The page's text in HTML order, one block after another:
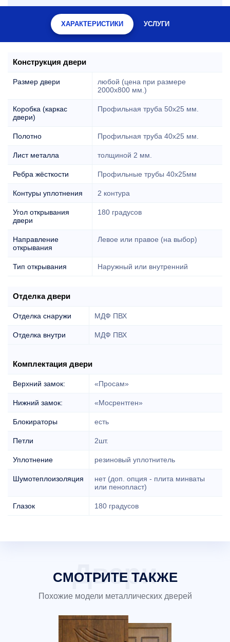
ХАРАКТЕРИСТИКИ УСЛУГИ
Конструкция двери
Размер двери
любой (цена при размере
2000x800 мм.)
Коробка (каркас
двери)
Профильная труба 50х25 мм.
Полотно Профильная труба 40х25 мм.
Лист металла толщиной 2 мм.
Ребра жёсткости Профильные трубы 40х25мм
Контуры уплотнения 2 контура
Угол открывания
двери
180 градусов
Направление
открывания
Левое или правое (на выбор)
Тип открывания Наружный или внутренний
Отделка двери
Отделка снаружи МДФ ПВХ
Отделка внутри МДФ ПВХ
Комплектация двери
Верхний замок: «Просам»
Нижний замок: «Мосрентген»
Блокираторы есть
Петли 2шт.
Уплотнение резиновый уплотнитель
Шумотеплоизоляция
нет (доп. опция - плита минваты
или пенопласт)
Глазок 180 градусов
СМОТРИТЕ ТАКЖЕ
Похожие модели металлических дверей